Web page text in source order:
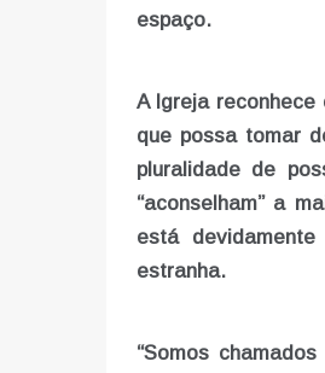
espaço.
A Igreja
que possa tomar
pluralidade de
“aconselham” a
está
estranha.
“Somos